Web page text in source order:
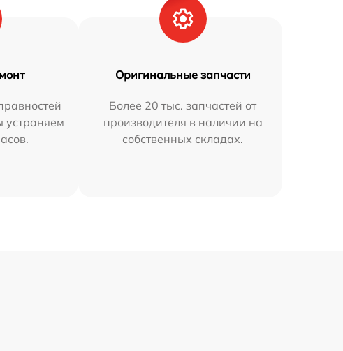
устраняем
Оригинальные запчасти
Более 20 тыс. запчастей от
производителя в наличии на
собственных складах.